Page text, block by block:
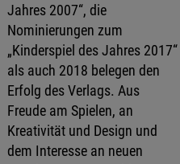
Jahres 2007“, die
Nominierungen zum
„Kinderspiel des Jahres 2017“
als auch 2018 belegen den
Erfolg des Verlags. Aus
Freude am Spielen, an
Kreativität und Design und
dem Interesse an neuen